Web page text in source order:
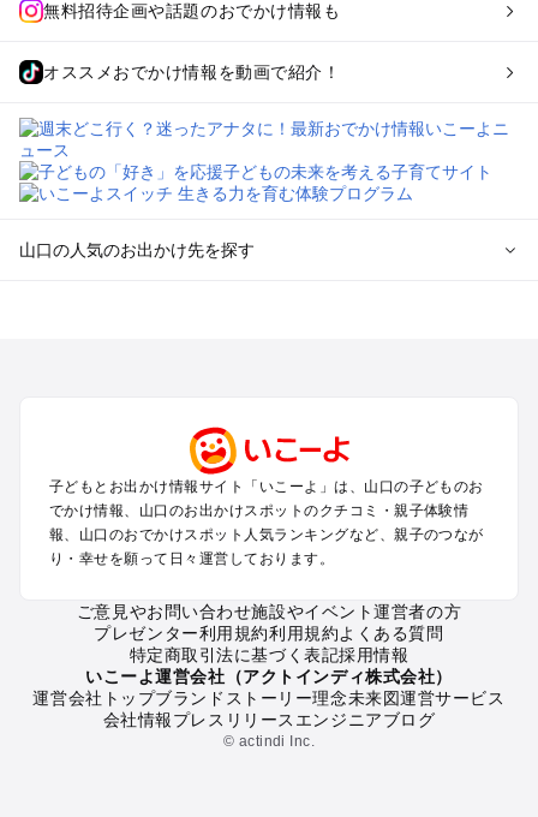
無料招待企画や話題のおでかけ情報も
オススメおでかけ情報を動画で紹介！
山口の人気のお出かけ先を探す
下関・宇部のプールお出かけ
萩・長門のプールお出かけ
山口の定番お出かけスポット
山口の遊園地
山口のバーベキュー
山口の釣り
山口の牧場
山口のプール
山口のアスレチック
子どもとお出かけ情報サイト「いこーよ」は、山口の子どものお
でかけ情報、山口のお出かけスポットのクチコミ・親子体験情
報、山口のおでかけスポット人気ランキングなど、親子のつなが
り・幸せを願って日々運営しております。
ご意見やお問い合わせ施設やイベント運営者の方
プレゼンター利用規約利用規約よくある質問
特定商取引法に基づく表記採用情報
いこーよ運営会社（アクトインディ株式会社）
運営会社トップブランドストーリー理念未来図運営サービス
会社情報プレスリリース エンジニアブログ
© actindi Inc.